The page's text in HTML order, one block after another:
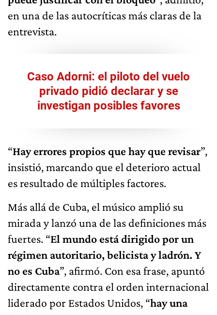
en una de las autocríticas más claras de la
entrevista.
Caso Adorni: el piloto del vuelo
privado pidió declarar y se
investigan posibles favores
“Hay errores propios que hay que revisar”,
insistió, marcando que el deterioro actual
es resultado de múltiples factores.
Más allá de Cuba, el músico amplió su
mirada y lanzó una de las definiciones más
fuertes. “El mundo está dirigido por un
régimen autoritario, belicista y ladrón. Y
no es Cuba”, afirmó. Con esa frase, apuntó
directamente contra el orden internacional
liderado por Estados Unidos, “hay una